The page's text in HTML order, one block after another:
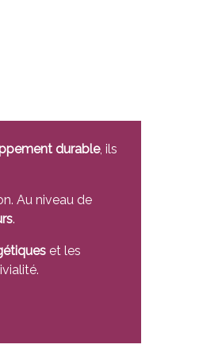
durable, ils
Au niveau de
.
et les